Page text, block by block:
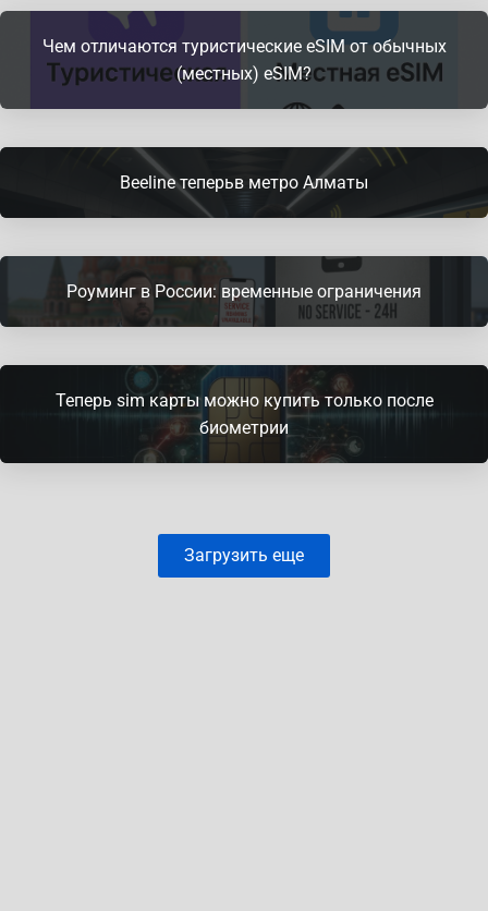
Чем отличаются туристические eSIM от обычных
(местных) eSIM?
Beeline теперьв метро Алматы
Роуминг в России: временные ограничения
Теперь sim карты можно купить только после
биометрии
Загрузить еще